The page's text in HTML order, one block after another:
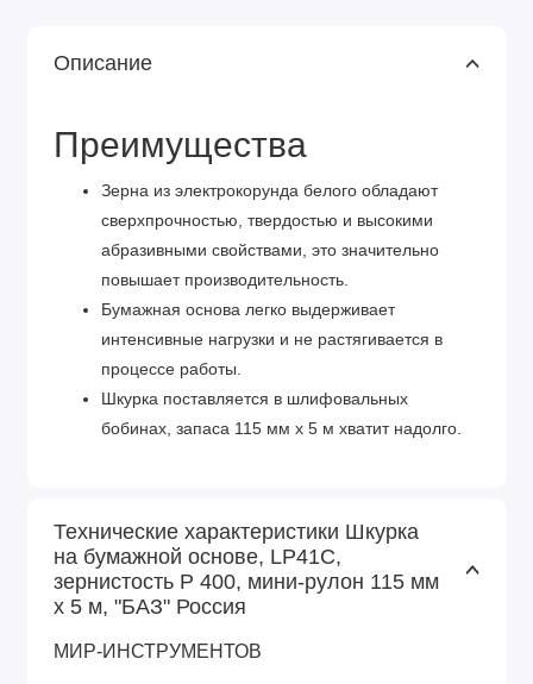
Описание
Преимущества
Зерна из электрокорунда белого обладают
сверхпрочностью, твердостью и высокими
абразивными свойствами, это значительно
повышает производительность.
Бумажная основа легко выдерживает
интенсивные нагрузки и не растягивается в
процессе работы.
Шкурка поставляется в шлифовальных
бобинах, запаса 115 мм х 5 м хватит надолго.
Технические характеристики Шкурка
на бумажной основе, LP41C,
зернистость Р 400, мини-рулон 115 мм
х 5 м, "БАЗ" Россия
МИР-ИНСТРУМЕНТОВ